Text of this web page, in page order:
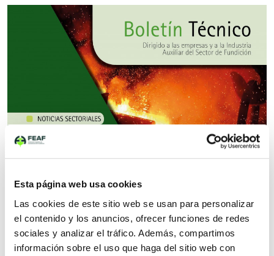
Esta página web usa cookies
Las cookies de este sitio web se usan para personalizar
el contenido y los anuncios, ofrecer funciones de redes
sociales y analizar el tráfico. Además, compartimos
información sobre el uso que haga del sitio web con
Boletín Técnico Nº 2 Junio 2021